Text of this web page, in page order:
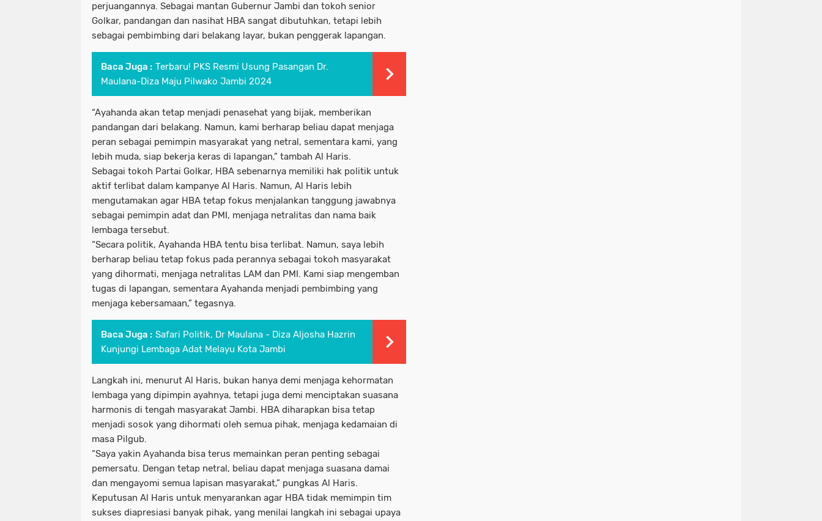
perjuangannya. Sebagai mantan Gubernur Jambi dan tokoh senior
Golkar, pandangan dan nasihat HBA sangat dibutuhkan, tetapi lebih
sebagai pembimbing dari belakang layar, bukan penggerak lapangan.
Baca Juga : Terbaru! PKS Resmi Usung Pasangan Dr.
Maulana-Diza Maju Pilwako Jambi 2024
“Ayahanda akan tetap menjadi penasehat yang bijak, memberikan
pandangan dari belakang. Namun, kami berharap beliau dapat menjaga
peran sebagai pemimpin masyarakat yang netral, sementara kami, yang
lebih muda, siap bekerja keras di lapangan,” tambah Al Haris.
Sebagai tokoh Partai Golkar, HBA sebenarnya memiliki hak politik untuk
aktif terlibat dalam kampanye Al Haris. Namun, Al Haris lebih
mengutamakan agar HBA tetap fokus menjalankan tanggung jawabnya
sebagai pemimpin adat dan PMI, menjaga netralitas dan nama baik
lembaga tersebut.
“Secara politik, Ayahanda HBA tentu bisa terlibat. Namun, saya lebih
berharap beliau tetap fokus pada perannya sebagai tokoh masyarakat
yang dihormati, menjaga netralitas LAM dan PMI. Kami siap mengemban
tugas di lapangan, sementara Ayahanda menjadi pembimbing yang
menjaga kebersamaan,” tegasnya.
Baca Juga : Safari Politik, Dr Maulana - Diza Aljosha Hazrin
Kunjungi Lembaga Adat Melayu Kota Jambi
Langkah ini, menurut Al Haris, bukan hanya demi menjaga kehormatan
lembaga yang dipimpin ayahnya, tetapi juga demi menciptakan suasana
harmonis di tengah masyarakat Jambi. HBA diharapkan bisa tetap
menjadi sosok yang dihormati oleh semua pihak, menjaga kedamaian di
masa Pilgub.
“Saya yakin Ayahanda bisa terus memainkan peran penting sebagai
pemersatu. Dengan tetap netral, beliau dapat menjaga suasana damai
dan mengayomi semua lapisan masyarakat,” pungkas Al Haris.
Keputusan Al Haris untuk menyarankan agar HBA tidak memimpin tim
sukses diapresiasi banyak pihak, yang menilai langkah ini sebagai upaya